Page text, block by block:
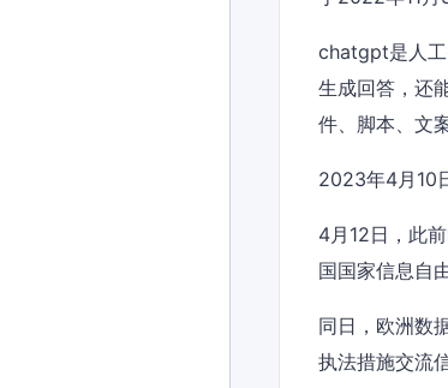
chatgpt是人工
生成回答，还
件、脚本、文
2023年4月10
4月12日，此
国国家信息自
同日，欧洲数
执法措施交流信